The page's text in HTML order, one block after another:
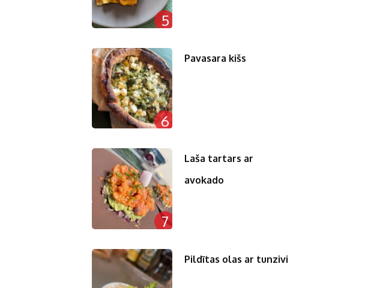
5
6
Pavasara kišs
7
Laša tartars ar
avokado
Pildītas olas ar tunzivi